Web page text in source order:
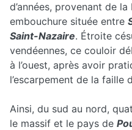
d’années, provenant de
embouchure située entre
Saint-Nazaire. Étroite
vendéennes, ce couloir
à l’ouest, après avoir
l’escarpement de la faille
Ainsi, du sud au nord,
le massif et le pays de